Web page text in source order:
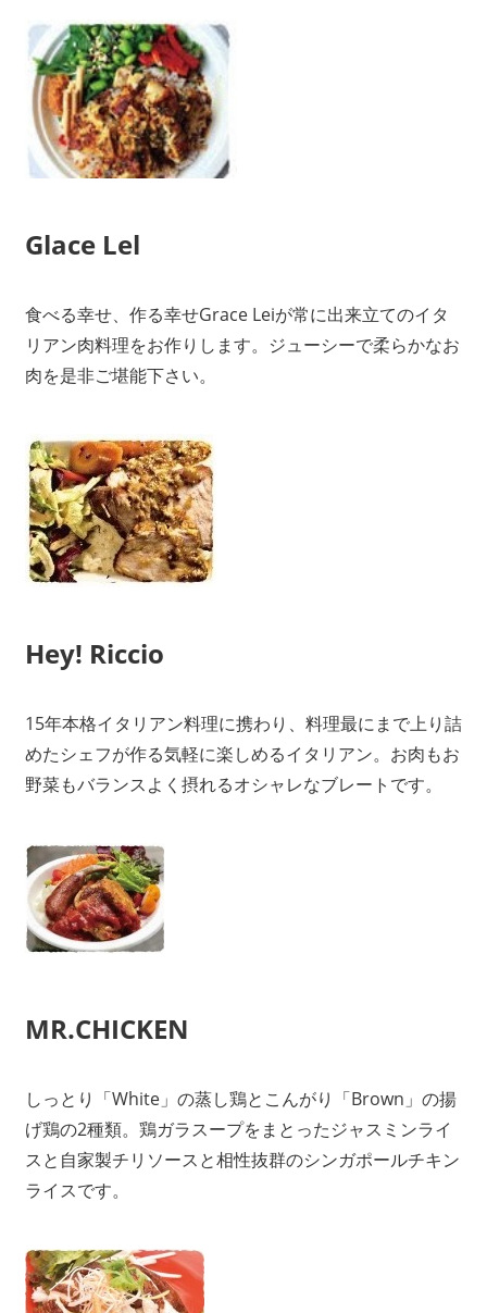
Glace Lel
食べる幸せ、作る幸せGrace Leiが常に出来立てのイタ
リアン肉料理をお作りします。ジューシーで柔らかなお
肉を是非ご堪能下さい。
Hey! Riccio
15年本格イタリアン料理に携わり、料理最にまで上り詰
めたシェフが作る気軽に楽しめるイタリアン。お肉もお
野菜もバランスよく摂れるオシャレなブレートです。
MR.CHICKEN
しっとり「White」の蒸し鶏とこんがり「Brown」の揚
げ鶏の2種類。鶏ガラスープをまとったジャスミンライ
スと自家製チリソースと相性抜群のシンガポールチキン
ライスです。